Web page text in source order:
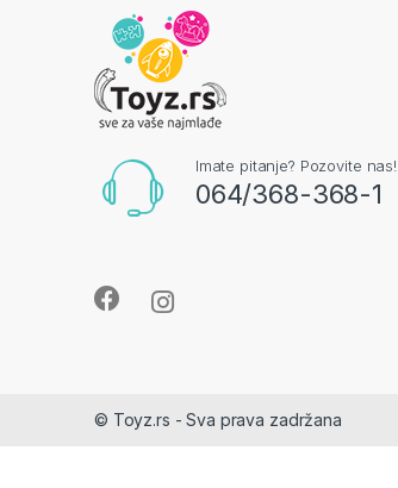
Imate pitanje? Pozovite nas!
064/368-368-1
© Toyz.rs - Sva prava zadržana